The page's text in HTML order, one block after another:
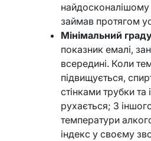
найдосконалішому
займав протягом
Мінімальний
показник емалі,
всередині. Коли
підвищується,
стінками трубки та
рухається; З
температури
індекс у своєму